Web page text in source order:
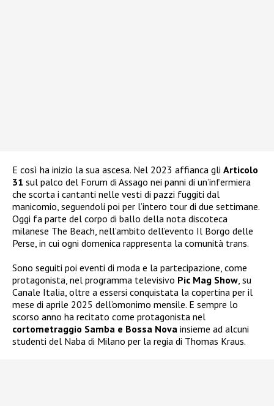
E così ha inizio la sua ascesa. Nel 2023 affianca gli Articolo
31 sul palco del Forum di Assago nei panni di un’infermiera
che scorta i cantanti nelle vesti di pazzi fuggiti dal
manicomio, seguendoli poi per l’intero tour di due settimane.
Oggi fa parte del corpo di ballo della nota discoteca
milanese The Beach, nell’ambito dell’evento Il Borgo delle
Perse, in cui ogni domenica rappresenta la comunità trans.
Sono seguiti poi eventi di moda e la partecipazione, come
protagonista, nel programma televisivo Pic Mag Show, su
Canale Italia, oltre a essersi conquistata la copertina per il
mese di aprile 2025 dell’omonimo mensile. E sempre lo
scorso anno ha recitato come protagonista nel
cortometraggio Samba e Bossa Nova insieme ad alcuni
studenti del Naba di Milano per la regia di Thomas Kraus.